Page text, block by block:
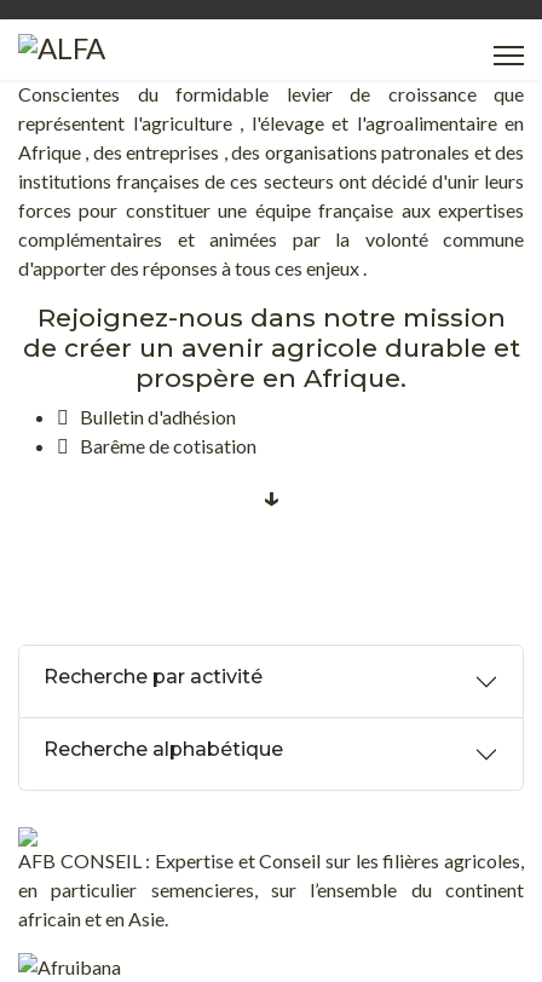
Conscientes du formidable levier de croissance que
représentent l'agriculture , l'élevage et l'agroalimentaire en
Afrique , des entreprises , des organisations patronales et des
institutions françaises de ces secteurs ont décidé d'unir leurs
forces pour constituer une équipe française aux expertises
complémentaires et animées par la volonté commune
d'apporter des réponses à tous ces enjeux .
Rejoignez-nous dans notre mission
de créer un avenir agricole durable et
prospère en Afrique.
Bulletin d'adhésion
Barême de cotisation
↓
Recherche par activité
Recherche alphabétique
AFB CONSEIL : Expertise et Conseil sur les filières agricoles,
en particulier semencieres, sur l’ensemble du continent
africain et en Asie.